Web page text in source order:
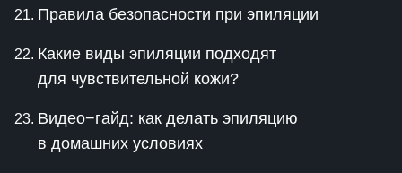
Правила безопасности при эпиляции
Какие виды эпиляции подходят
для чувствительной кожи?
Видео−гайд: как делать эпиляцию
в домашних условиях